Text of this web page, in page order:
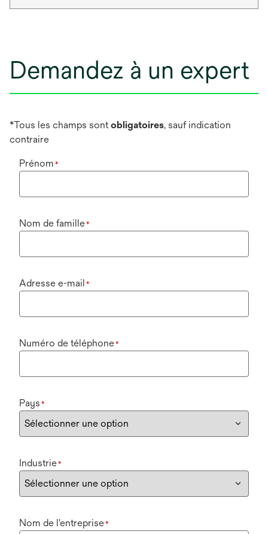
Demandez à un expert
*Tous les champs sontobligatoires, sauf indication
contraire
Prénom *
Nom de famille*
Adresse e-mail *
Numéro de téléphone*
Pays *
Industrie*
Nom de l'entreprise*